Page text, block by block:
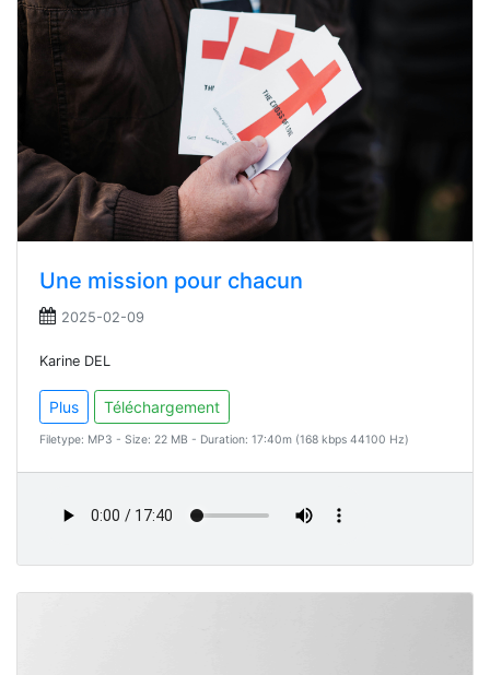
Une mission pour chacun
2025-02-09
Karine DEL
Plus Téléchargement
Filetype: MP3 - Size: 22 MB - Duration: 17:40m (168 kbps 44100 Hz)